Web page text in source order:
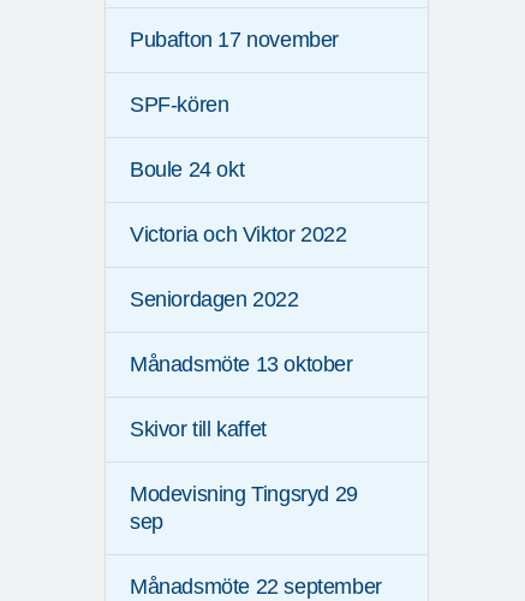
Pubafton 17 november
SPF-kören
Boule 24 okt
Victoria och Viktor 2022
Seniordagen 2022
Månadsmöte 13 oktober
Skivor till kaffet
Modevisning Tingsryd 29
sep
Månadsmöte 22 september